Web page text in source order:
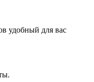
удобный для вас